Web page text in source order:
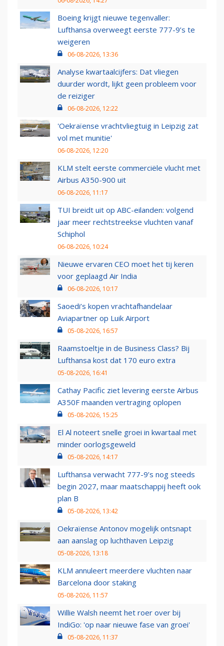
Boeing krijgt nieuwe tegenvaller:
Lufthansa overweegt eerste 777-9’s te
weigeren
06-08-2026, 13:36
Analyse kwartaalcijfers: Dat vliegen
duurder wordt, lijkt geen probleem voor
de reiziger
06-08-2026, 12:22
'Oekraïense vrachtvliegtuig in Leipzig zat
vol met munitie'
06-08-2026, 12:20
KLM stelt eerste commerciële vlucht met
Airbus A350-900 uit
06-08-2026, 11:17
TUI breidt uit op ABC-eilanden: volgend
jaar meer rechtstreekse vluchten vanaf
Schiphol
06-08-2026, 10:24
Nieuwe ervaren CEO moet het tij keren
voor geplaagd Air India
06-08-2026, 10:17
Saoedi’s kopen vrachtafhandelaar
Aviapartner op Luik Airport
05-08-2026, 16:57
Raamstoeltje in de Business Class? Bij
Lufthansa kost dat 170 euro extra
05-08-2026, 16:41
Cathay Pacific ziet levering eerste Airbus
A350F maanden vertraging oplopen
05-08-2026, 15:25
El Al noteert snelle groei in kwartaal met
minder oorlogsgeweld
05-08-2026, 14:17
Lufthansa verwacht 777-9’s nog steeds
begin 2027, maar maatschappij heeft ook
plan B
05-08-2026, 13:42
Oekraïense Antonov mogelijk ontsnapt
aan aanslag op luchthaven Leipzig
05-08-2026, 13:18
KLM annuleert meerdere vluchten naar
Barcelona door staking
05-08-2026, 11:57
Willie Walsh neemt het roer over bij
IndiGo: 'op naar nieuwe fase van groei'
05-08-2026, 11:37